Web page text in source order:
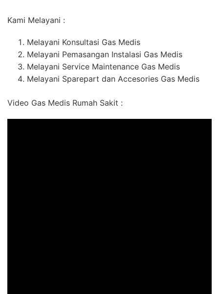
Kami Melayani :
Melayani Konsultasi Gas Medis
Melayani Pemasangan Instalasi Gas Medis
Melayani Service Maintenance Gas Medis
Melayani Sparepart dan Accesories Gas Medis
Video Gas Medis Rumah Sakit :